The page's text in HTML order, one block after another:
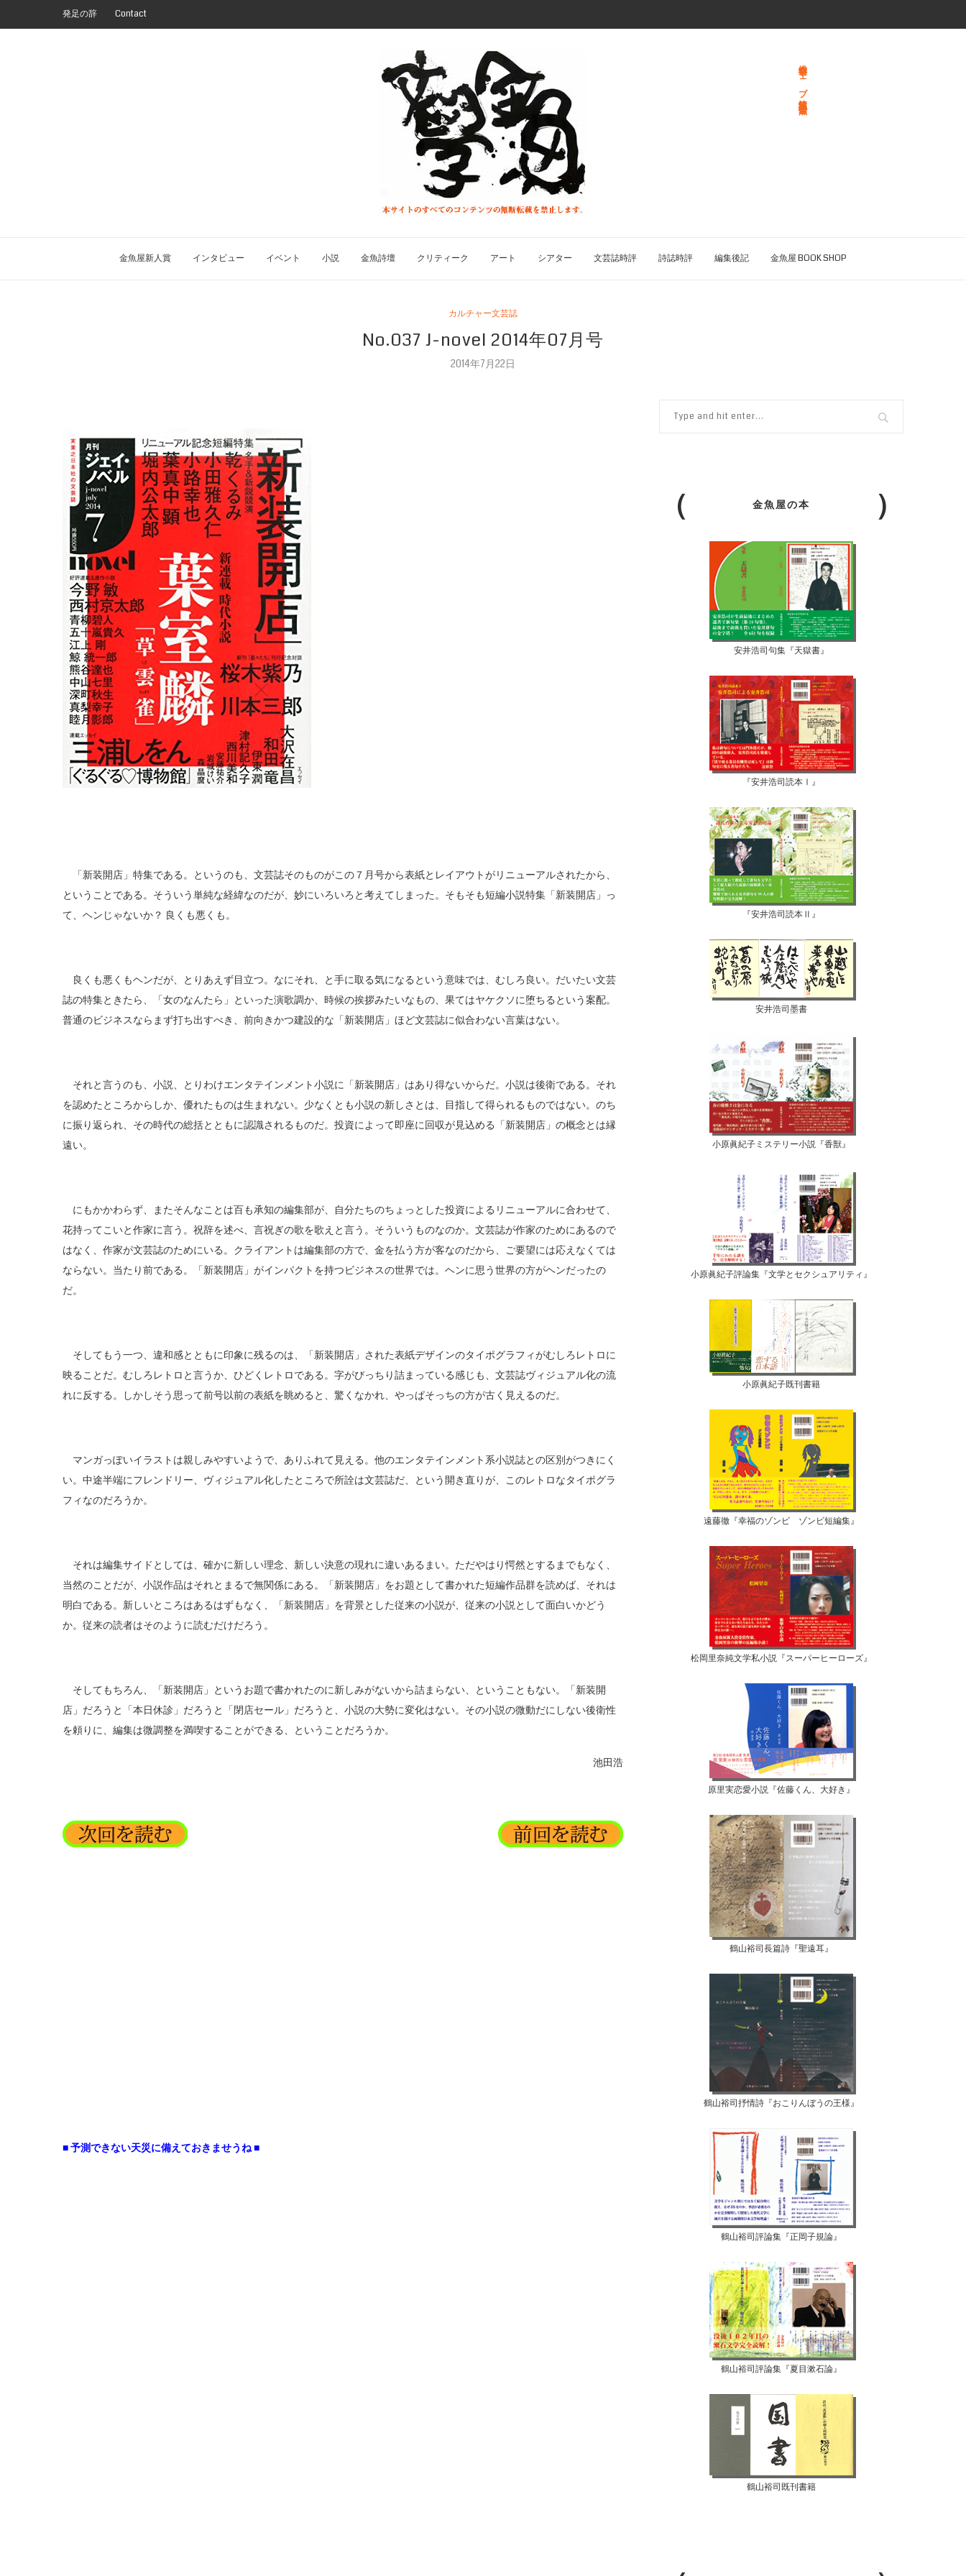
発足の辞 Contact
総合文学ウェブ情報誌 文学金魚
金魚屋新人賞 インタビュー イベント 小説 金魚詩壇 クリティーク アート シアター 文芸誌時評 詩誌時評 編集後記 金魚屋 BOOK SHOP
カルチャー文芸誌
No.037 J-novel 2014年07月号
2014年7月22日
「新装開店」特集である。というのも、文芸誌そのものがこの７月号から表紙とレイアウトがリニューアルされたから、
ということである。そういう単純な経緯なのだが、妙にいろいろと考えてしまった。そもそも短編小説特集「新装開店」っ
て、ヘンじゃないか？ 良くも悪くも。
良くも悪くもヘンだが、とりあえず目立つ。なにそれ、と手に取る気になるという意味では、むしろ良い。だいたい文芸
誌の特集ときたら、「女のなんたら」といった演歌調か、時候の挨拶みたいなもの、果てはヤケクソに堕ちるという案配。
普通のビジネスならまず打ち出すべき、前向きかつ建設的な「新装開店」ほど文芸誌に似合わない言葉はない。
それと言うのも、小説、とりわけエンタテインメント小説に「新装開店」はあり得ないからだ。小説は後衛である。それ
を認めたところからしか、優れたものは生まれない。少なくとも小説の新しさとは、目指して得られるものではない。のち
に振り返られ、その時代の総括とともに認識されるものだ。投資によって即座に回収が見込める「新装開店」の概念とは縁
遠い。
にもかかわらず、またそんなことは百も承知の編集部が、自分たちのちょっとした投資によるリニューアルに合わせて、
花持ってこいと作家に言う。祝辞を述べ、言祝ぎの歌を歌えと言う。そういうものなのか。文芸誌が作家のためにあるので
はなく、作家が文芸誌のためにいる。クライアントは編集部の方で、金を払う方が客なのだから、ご要望には応えなくては
ならない。当たり前である。「新装開店」がインパクトを持つビジネスの世界では。ヘンに思う世界の方がヘンだったの
だ。
そしてもう一つ、違和感とともに印象に残るのは、「新装開店」された表紙デザインのタイポグラフィがむしろレトロに
映ることだ。むしろレトロと言うか、ひどくレトロである。字がびっちり詰まっている感じも、文芸誌ヴィジュアル化の流
れに反する。しかしそう思って前号以前の表紙を眺めると、驚くなかれ、やっぱそっちの方が古く見えるのだ。
マンガっぽいイラストは親しみやすいようで、ありふれて見える。他のエンタテインメント系小説誌との区別がつきにく
い。中途半端にフレンドリー、ヴィジュアル化したところで所詮は文芸誌だ、という開き直りが、このレトロなタイポグラ
フィなのだろうか。
それは編集サイドとしては、確かに新しい理念、新しい決意の現れに違いあるまい。ただやはり愕然とするまでもなく、
当然のことだが、小説作品はそれとまるで無関係にある。「新装開店」をお題として書かれた短編作品群を読めば、それは
明白である。新しいところはあるはずもなく、「新装開店」を背景とした従来の小説が、従来の小説として面白いかどう
か。従来の読者はそのように読むだけだろう。
そしてもちろん、「新装開店」というお題で書かれたのに新しみがないから詰まらない、ということもない。「新装開
店」だろうと「本日休診」だろうと「閉店セール」だろうと、小説の大勢に変化はない。その小説の微動だにしない後衛性
を頼りに、編集は微調整を満喫することができる、ということだろうか。
池田浩
■ 予測できない天災に備えておきませうね ■
金魚屋の本
安井浩司句集『天獄書』
『安井浩司読本Ⅰ』
『安井浩司読本Ⅱ』
安井浩司墨書
小原眞紀子ミステリー小説『香獣』
小原眞紀子評論集『文学とセクシュアリティ』
小原眞紀子既刊書籍
遠藤徹『幸福のゾンビ ゾンビ短編集』
松岡里奈純文学私小説『スーパーヒーローズ』
原里実恋愛小説『佐藤くん、大好き』
鶴山裕司長篇詩『聖遠耳』
鶴山裕司抒情詩『おこりんぼうの王様』
鶴山裕司評論集『正岡子規論』
鶴山裕司評論集『夏目漱石論』
鶴山裕司既刊書籍